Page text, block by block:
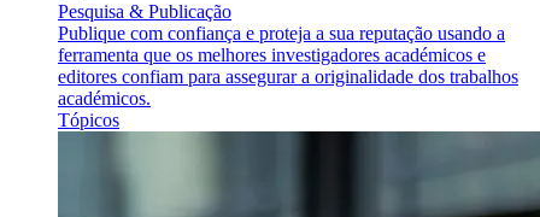
Pesquisa & Publicação
Publique com confiança e proteja a sua reputação usando a
ferramenta que os melhores investigadores académicos e
editores confiam para assegurar a originalidade dos trabalhos
académicos.
Tópicos